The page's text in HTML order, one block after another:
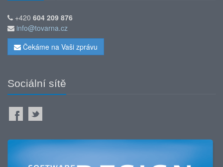
+420 604 209 876
info@tovarna.cz
Čekáme na Vaši zprávu
Sociální sítě